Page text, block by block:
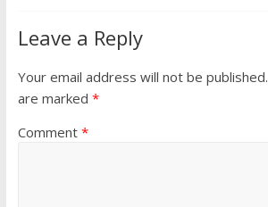
Leave a Reply
Your email address will not be published.
are marked *
Comment *